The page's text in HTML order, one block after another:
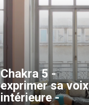
Chakra 5 -
exprimer sa voix
intérieure -